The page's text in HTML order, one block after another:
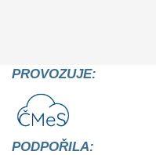
PROVOZUJE:
PODPOŘILA: